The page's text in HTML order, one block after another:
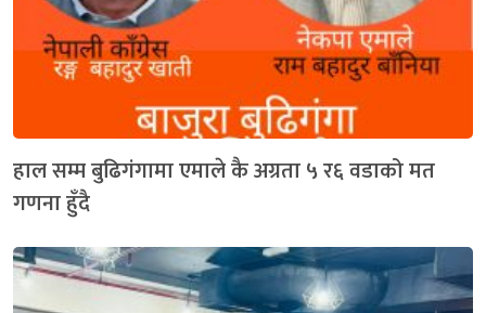
हाल सम्म बुढिगंगामा एमाले कै अग्रता ५ र६ वडाको मत
गणना हुँदै